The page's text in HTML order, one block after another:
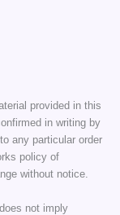
provided in this
in writing by
any particular order
policy of
without notice.
not imply